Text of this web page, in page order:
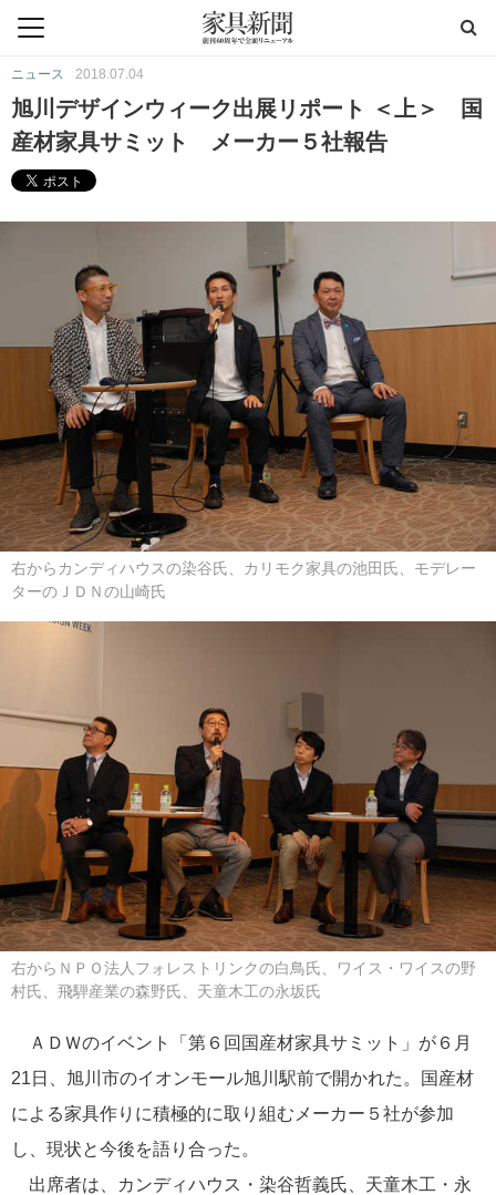
ニュース 2018.07.04
旭川デザインウィーク出展リポート ＜上＞ 国
産材家具サミット メーカー５社報告
右からカンディハウスの染谷氏、カリモク家具の池田氏、モデレー
ターのＪＤＮの山崎氏
右からＮＰＯ法人フォレストリンクの白鳥氏、ワイス・ワイスの野
村氏、飛騨産業の森野氏、天童木工の永坂氏
ＡＤＷのイベント「第６回国産材家具サミット」が６月
21日、旭川市のイオンモール旭川駅前で開かれた。国産材
による家具作りに積極的に取り組むメーカー５社が参加
し、現状と今後を語り合った。
出席者は、カンディハウス・染谷哲義氏、天童木工・永